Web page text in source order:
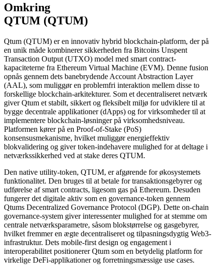
Omkring
QTUM (QTUM)
Qtum (QTUM) er en innovativ hybrid blockchain-platform, der på
en unik måde kombinerer sikkerheden fra Bitcoins Unspent
Transaction Output (UTXO) model med smart contract-
kapaciteterne fra Ethereum Virtual Machine (EVM). Denne fusion
opnås gennem dets banebrydende Account Abstraction Layer
(AAL), som muliggør en problemfri interaktion mellem disse to
forskellige blockchain-arkitekturer. Som et decentraliseret netværk
giver Qtum et stabilt, sikkert og fleksibelt miljø for udviklere til at
bygge decentrale applikationer (dApps) og for virksomheder til at
implementere blockchain-løsninger på virksomhedsniveau.
Platformen kører på en Proof-of-Stake (PoS)
konsensusmekanisme, hvilket muliggør energieffektiv
blokvalidering og giver token-indehavere mulighed for at deltage i
netværkssikkerhed ved at stake deres QTUM.
Den native utility-token, QTUM, er afgørende for økosystemets
funktionalitet. Den bruges til at betale for transaktionsgebyrer og
udførelse af smart contracts, ligesom gas på Ethereum. Desuden
fungerer det digitale aktiv som en governance-token gennem
Qtums Decentralized Governance Protocol (DGP). Dette on-chain
governance-system giver interessenter mulighed for at stemme om
centrale netværksparametre, såsom blokstørrelse og gasgebyrer,
hvilket fremmer en ægte decentraliseret og tilpasningsdygtig Web3-
infrastruktur. Dets mobile-first design og engagement i
interoperabilitet positionerer Qtum som en betydelig platform for
virkelige DeFi-applikationer og forretningsmæssige use cases.